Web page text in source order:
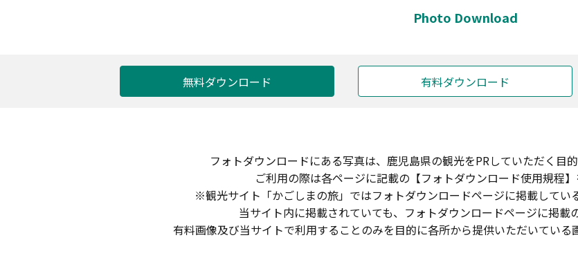
Photo Download
無料ダウンロード 有料ダウンロード
フォトダウンロードにある写真は、鹿児島県の観光をPRしていただく目
ご利用の際は各ページに記載の【フォトダウンロード使用規程】
※観光サイト「かごしまの旅」ではフォトダウンロードページに掲載してい
当サイト内に掲載されていても、フォトダウンロードページに掲載
有料画像及び当サイトで利用することのみを目的に各所から提供いただいている